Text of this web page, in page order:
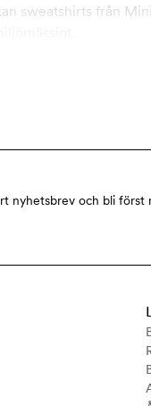
sweatshirts från
nyhetsbrev och bli